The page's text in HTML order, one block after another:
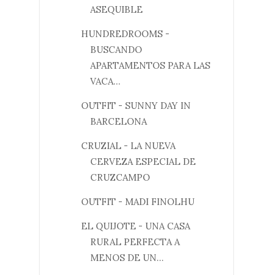
ASEQUIBLE
HUNDREDROOMS -
BUSCANDO
APARTAMENTOS PARA LAS
VACA...
OUTFIT - SUNNY DAY IN
BARCELONA
CRUZIAL - LA NUEVA
CERVEZA ESPECIAL DE
CRUZCAMPO
OUTFIT - MADI FINOLHU
EL QUIJOTE - UNA CASA
RURAL PERFECTA A
MENOS DE UN...